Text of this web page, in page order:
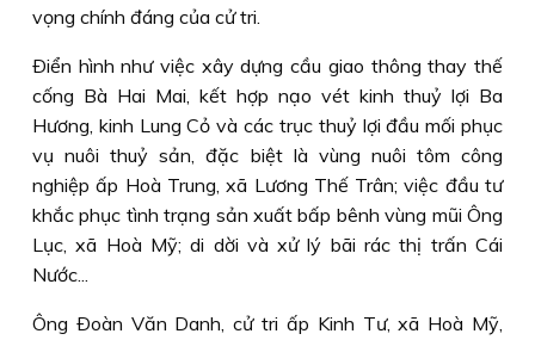
vọng chính đáng của cử tri.
Ðiển hình như việc xây dựng cầu giao thông thay thế
cống Bà Hai Mai, kết hợp nạo vét kinh thuỷ lợi Ba
Hương, kinh Lung Cỏ và các trục thuỷ lợi đầu mối phục
vụ nuôi thuỷ sản, đặc biệt là vùng nuôi tôm công
nghiệp ấp Hoà Trung, xã Lương Thế Trân; việc đầu tư
khắc phục tình trạng sản xuất bấp bênh vùng mũi Ông
Lục, xã Hoà Mỹ; di dời và xử lý bãi rác thị trấn Cái
Nước...
Ông Ðoàn Văn Danh, cử tri ấp Kinh Tư, xã Hoà Mỹ,